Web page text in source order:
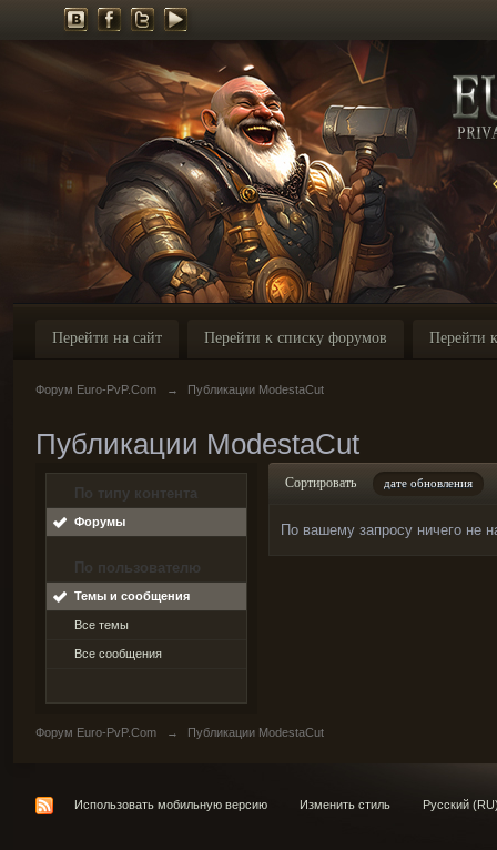
Перейти на сайт Перейти к списку форумов Перейти
Форум Euro-PvP.Com → Публикации ModestaCut
Публикации ModestaCut
По типу контента
Форумы
По пользователю
Темы и сообщения
Все темы
Все сообщения
Сортировать дате обновления
По вашему запросу ничего не
Форум Euro-PvP.Com → Публикации ModestaCut
Использовать мобильную версию Изменить стиль Русский